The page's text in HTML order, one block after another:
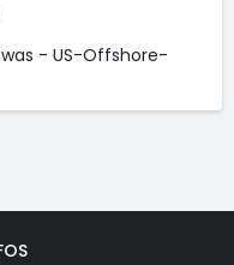
- US-Offshore-